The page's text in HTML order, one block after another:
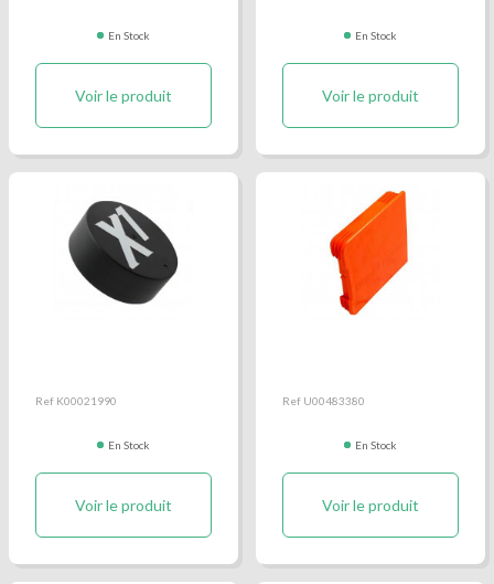
En Stock
Voir le produit
En Stock
Voir le produit
Ref K00021990
En Stock
Voir le produit
Ref U00483380
En Stock
Voir le produit